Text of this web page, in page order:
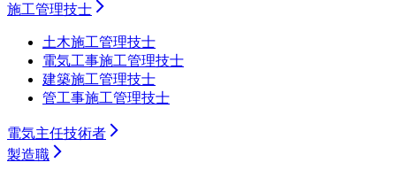
施工管理技士
土木施工管理技士
電気工事施工管理技士
建築施工管理技士
管工事施工管理技士
電気主任技術者
製造職